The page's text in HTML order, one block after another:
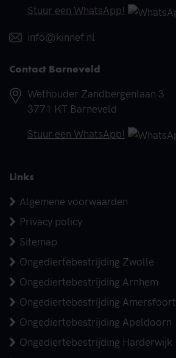
Telefoonnummer
Stuur een WhatsApp!
E-mail
info@kinnef.nl
Contact Barneveld
Adres
Wethouder Zandbergenlaan 3
3771 KT Barneveld
Telefoonnummer
Stuur een WhatsApp!
Links
Algemene voorwaarden
Privacy policy
Sitemap
Ongediertebestrijding Zwolle
Ongediertebestrijding Arnhem
Ongediertebestrijding Amersfoort
Ongediertebestrijding Apeldoorn
Ongediertebestrijding Harderwijk